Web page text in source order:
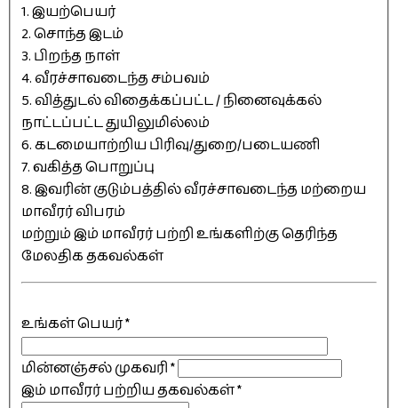
1. இயற்பெயர்
2. சொந்த இடம்
3. பிறந்த நாள்
4. வீரச்சாவடைந்த சம்பவம்
5. வித்துடல் விதைக்கப்பட்ட / நினைவுக்கல்
நாட்டப்பட்ட துயிலுமில்லம்
6. கடமையாற்றிய பிரிவு/துறை/படையணி
7. வகித்த பொறுப்பு
8. இவரின் குடும்பத்தில் வீரச்சாவடைந்த மற்றைய
மாவீரர் விபரம்
மற்றும் இம் மாவீரர் பற்றி உங்களிற்கு தெரிந்த
மேலதிக தகவல்கள்
உங்கள் பெயர்*
மின்னஞ்சல் முகவரி*
இம் மாவீரர் பற்றிய தகவல்கள்*